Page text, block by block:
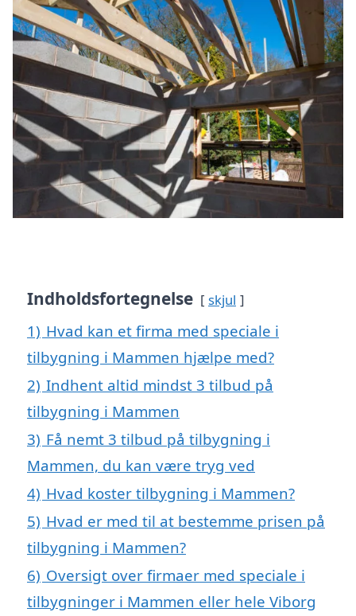
Indholdsfortegnelse skjul
1) Hvad kan et firma med speciale i
tilbygning i Mammen hjælpe med?
2) Indhent altid mindst 3 tilbud på
tilbygning i Mammen
3) Få nemt 3 tilbud på tilbygning i
Mammen, du kan være tryg ved
4) Hvad koster tilbygning i Mammen?
5) Hvad er med til at bestemme prisen på
tilbygning i Mammen?
6) Oversigt over firmaer med speciale i
tilbygninger i Mammen eller hele Viborg